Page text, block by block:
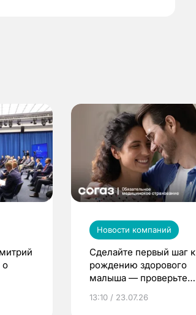
о
Новости компаний
Сделайте первый шаг к
рождению здорового
малыша — проверьте
по ОМС!
13:10 / 23.07.26